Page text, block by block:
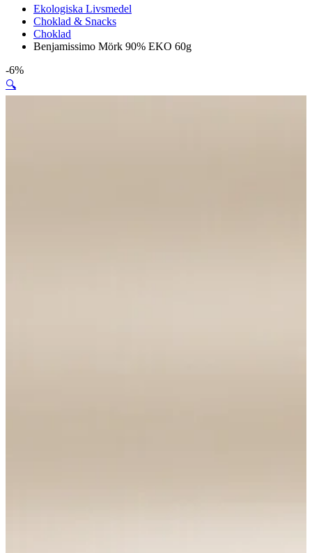
Ekologiska Livsmedel
Choklad & Snacks
Choklad
Benjamissimo Mörk 90% EKO 60g
-6%
🔍